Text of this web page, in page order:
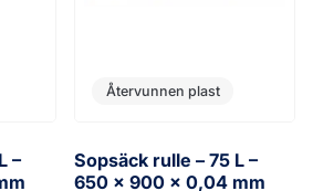
–
Återvunnen plast
Sopsäck rulle – 75 L –
650 x 900 x 0,04 mm